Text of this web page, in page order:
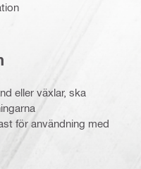
eller växlar, ska
för användning med